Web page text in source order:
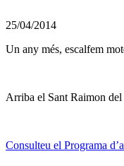
25/04/2014
Un any més, escalfem
Arriba el Sant Raimon
Consulteu el Programa